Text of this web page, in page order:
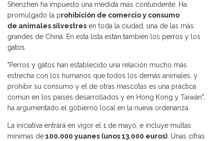
Shenzhen ha impuesto una medida más contundente. Ha
promulgado la prohibición de comercio y consumo
de animales silvestres en toda la ciudad, una de las más
grandes de China. En esta lista están también los perros y los
gatos.
"Perros y gatos han establecido una relación mucho más
estrecha con los humanos que todos los demás animales, y
prohibir su consumo y el de otras mascotas es una práctica
común en los países desarrollados y en Hong Kong y Taiwán",
ha argumentado el gobierno local en la nueva ordenanza.
La iniciativa entrará en vigor el 1 de mayo, e incluye multas
mínimas de100.000 yuanes (unos 13.000 euros). Unas cifras